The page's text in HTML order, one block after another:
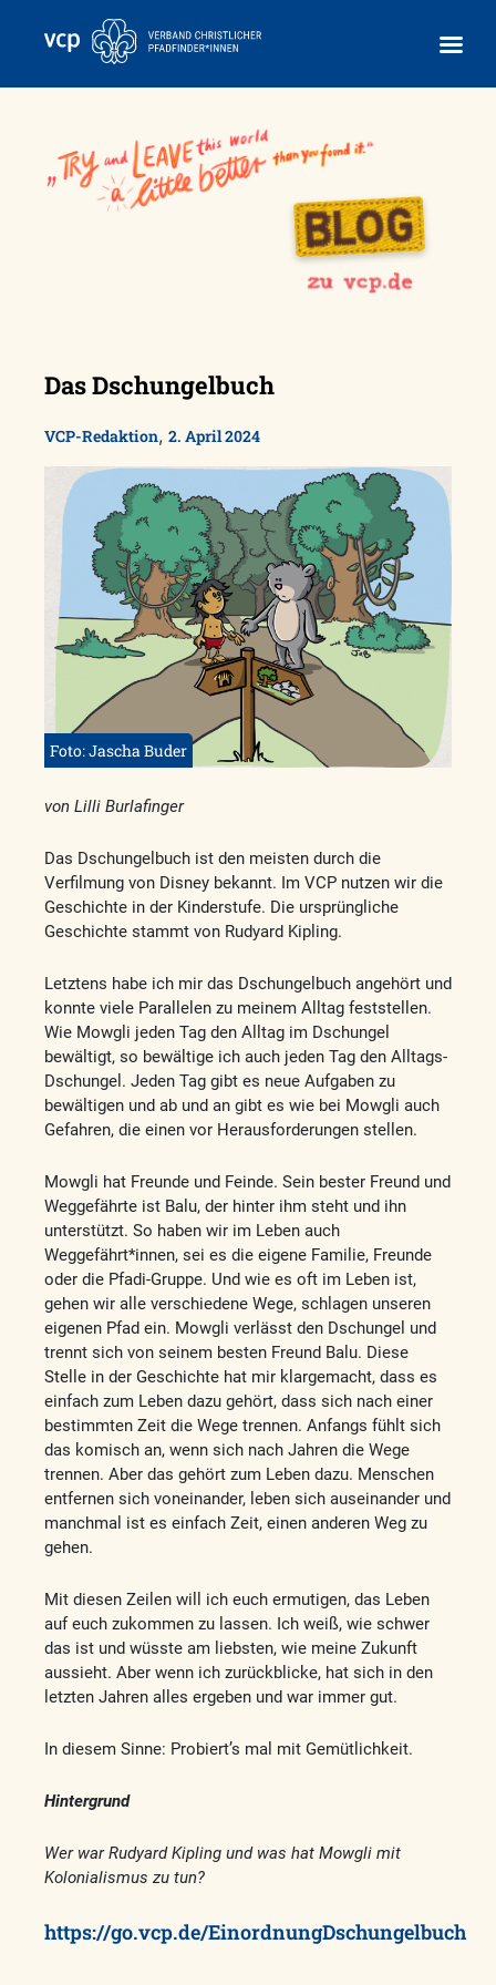
Das Dschungelbuch
VCP-Redaktion, 2. April 2024
Foto: Jascha Buder
von Lilli Burlafinger
Das Dschungelbuch ist den meisten durch die
Verfilmung von Disney bekannt. Im VCP nutzen wir die
Geschichte in der Kinderstufe. Die ursprüngliche
Geschichte stammt von Rudyard Kipling.
Letztens habe ich mir das Dschungelbuch angehört und
konnte viele Parallelen zu meinem Alltag feststellen.
Wie Mowgli jeden Tag den Alltag im Dschungel
bewältigt, so bewältige ich auch jeden Tag den Alltags-
Dschungel. Jeden Tag gibt es neue Aufgaben zu
bewältigen und ab und an gibt es wie bei Mowgli auch
Gefahren, die einen vor Herausforderungen stellen.
Mowgli hat Freunde und Feinde. Sein bester Freund und
Weggefährte ist Balu, der hinter ihm steht und ihn
unterstützt. So haben wir im Leben auch
Weggefährt*innen, sei es die eigene Familie, Freunde
oder die Pfadi-Gruppe. Und wie es oft im Leben ist,
gehen wir alle verschiedene Wege, schlagen unseren
eigenen Pfad ein. Mowgli verlässt den Dschungel und
trennt sich von seinem besten Freund Balu. Diese
Stelle in der Geschichte hat mir klargemacht, dass es
einfach zum Leben dazu gehört, dass sich nach einer
bestimmten Zeit die Wege trennen. Anfangs fühlt sich
das komisch an, wenn sich nach Jahren die Wege
trennen. Aber das gehört zum Leben dazu. Menschen
entfernen sich voneinander, leben sich auseinander und
manchmal ist es einfach Zeit, einen anderen Weg zu
gehen.
Mit diesen Zeilen will ich euch ermutigen, das Leben
auf euch zukommen zu lassen. Ich weiß, wie schwer
das ist und wüsste am liebsten, wie meine Zukunft
aussieht. Aber wenn ich zurückblicke, hat sich in den
letzten Jahren alles ergeben und war immer gut.
In diesem Sinne: Probiert’s mal mit Gemütlichkeit.
Hintergrund
Wer war Rudyard Kipling und was hat Mowgli mit
Kolonialismus zu tun?
https://go.vcp.de/EinordnungDschungelbuch